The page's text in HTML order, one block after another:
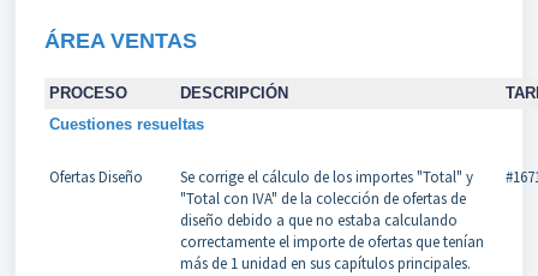
ÁREA VENTAS
PROCESO DESCRIPCIÓN
Cuestiones resueltas
Ofertas Diseño
Se corrige el cálculo de los importes "Total" y
"Total con IVA" de la colección de ofertas de
diseño debido a que no estaba calculando
correctamente el importe de ofertas que tenían
más de 1 unidad en sus capítulos principales.